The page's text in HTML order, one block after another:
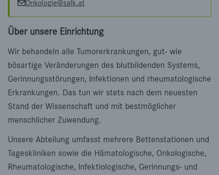
Onkologie@salk.at
Über unsere Einrichtung
Wir behandeln alle Tumorerkrankungen, gut- wie
bösartige Veränderungen des blutbildenden Systems,
Gerinnungsstörungen, Infektionen und rheumatologische
Erkrankungen. Das tun wir stets nach dem neuesten
Stand der Wissenschaft und mit bestmöglicher
menschlicher Zuwendung.
Unsere Abteilung umfasst mehrere Bettenstationen und
Tageskliniken sowie die Hämatologische, Onkologische,
Rheumatologische, Infektiologische, Gerinnungs- und